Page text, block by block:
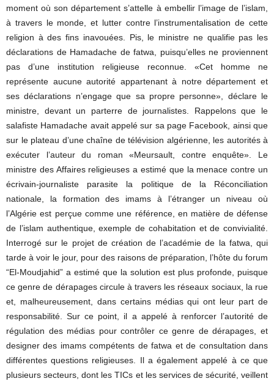
moment où son département s’attelle à embellir l’image de l’islam,
à travers le monde, et lutter contre l’instrumentalisation de cette
religion à des fins inavouées. Pis, le ministre ne qualifie pas les
déclarations de Hamadache de fatwa, puisqu’elles ne proviennent
pas d’une institution religieuse reconnue. «Cet homme ne
représente aucune autorité appartenant à notre département et
ses déclarations n’engage que sa propre personne», déclare le
ministre, devant un parterre de journalistes. Rappelons que le
salafiste Hamadache avait appelé sur sa page Facebook, ainsi que
sur le plateau d’une chaîne de télévision algérienne, les autorités à
exécuter l’auteur du roman «Meursault, contre enquête». Le
ministre des Affaires religieuses a estimé que la menace contre un
écrivain-journaliste parasite la politique de la Réconciliation
nationale, la formation des imams à l’étranger un niveau où
l’Algérie est perçue comme une référence, en matière de défense
de l’islam authentique, exemple de cohabitation et de convivialité.
Interrogé sur le projet de création de l’académie de la fatwa, qui
tarde à voir le jour, pour des raisons de préparation, l’hôte du forum
“El-Moudjahid” a estimé que la solution est plus profonde, puisque
ce genre de dérapages circule à travers les réseaux sociaux, la rue
et, malheureusement, dans certains médias qui ont leur part de
responsabilité. Sur ce point, il a appelé à renforcer l’autorité de
régulation des médias pour contrôler ce genre de dérapages, et
designer des imams compétents de fatwa et de consultation dans
différentes questions religieuses. Il a également appelé à ce que
plusieurs secteurs, dont les TICs et les services de sécurité, veillent